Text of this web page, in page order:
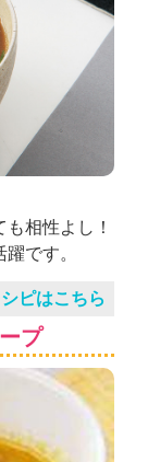
相性よし！
です。
ピはこちら
プ